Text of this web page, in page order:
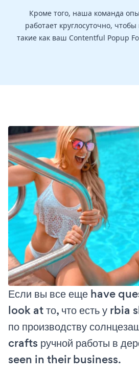
Кроме того, наша команда
работает круглосуточно,
такие как ваш Contentful Popup
Если вы все еще have
look at то, что есть у rbia
по производству
crafts ручной работы в
seen in their business.